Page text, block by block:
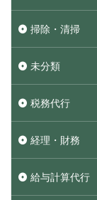
掃除・清掃
未分類
税務代行
経理・財務
給与計算代行